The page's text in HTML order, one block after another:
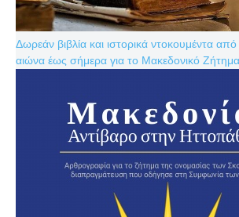
Δωρεάν βιβλία και ιστορικά ντοκουμέντα
αιώνα έως σήμερα για το Μακεδονικό